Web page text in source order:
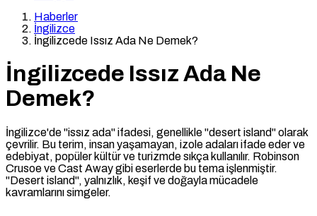
Haberler
İngilizce
İngilizcede Issız Ada Ne Demek?
İngilizcede Issız Ada Ne
Demek?
İngilizce'de "issız ada" ifadesi, genellikle "desert island" olarak
çevrilir. Bu terim, insan yaşamayan, izole adaları ifade eder ve
edebiyat, popüler kültür ve turizmde sıkça kullanılır. Robinson
Crusoe ve Cast Away gibi eserlerde bu tema işlenmiştir.
"Desert island", yalnızlık, keşif ve doğayla mücadele
kavramlarını simgeler.